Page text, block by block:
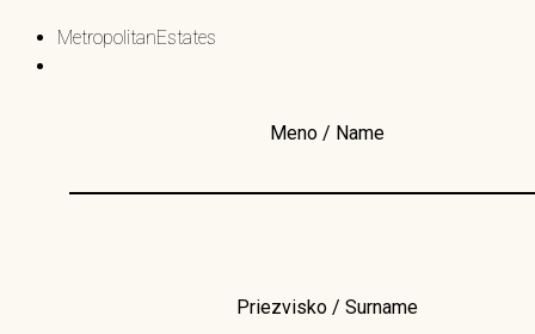
MetropolitanEstates
Meno / Name
Priezvisko / Surname